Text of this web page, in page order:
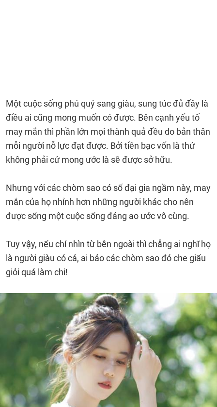
Một cuộc sống phú quý sang giàu, sung túc đủ đầy là
điều ai cũng mong muốn có được. Bên cạnh yếu tố
may mắn thì phần lớn mọi thành quả đều do bản thân
mỗi người nỗ lực đạt được. Bởi tiền bạc vốn là thứ
không phải cứ mong ước là sẽ được sở hữu.
Nhưng với các chòm sao có số đại gia ngầm này, may
mắn của họ nhỉnh hơn những người khác cho nên
được sống một cuộc sống đáng ao ước vô cùng.
Tuy vậy, nếu chỉ nhìn từ bên ngoài thì chẳng ai nghĩ họ
là người giàu có cả, ai bảo các chòm sao đó che giấu
giỏi quá làm chi!